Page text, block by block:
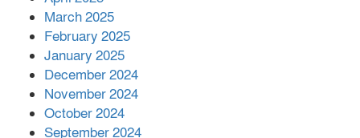
সহায়তা দিলেন সাচিং প্রু জেরী
March 2025
February 2025
January 2025
December 2024
November 2024
October 2024
September 2024